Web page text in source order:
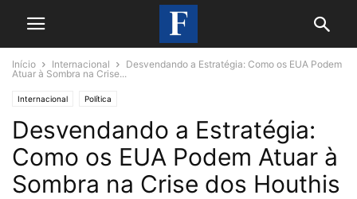
Início Internacional
Desvendando a Estratégia: Como os EUA Podem
Atuar à Sombra na Crise...
Internacional Política
Desvendando a Estratégia:
Como os EUA Podem Atuar à
Sombra na Crise dos Houthis